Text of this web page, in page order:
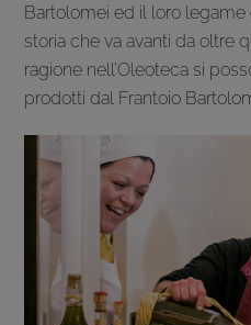
Bartolomei ed il loro legame
storia che va avanti da oltre
ragione nell’Oleoteca si
prodotti dal Frantoio